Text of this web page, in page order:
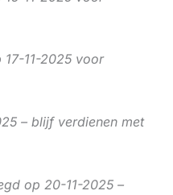
11-2025 voor
– blijf verdienen met
op 20-11-2025 –